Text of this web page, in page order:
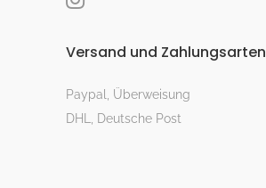
Versand und Zahlungsarten
Paypal, Überweisung
DHL, Deutsche Post